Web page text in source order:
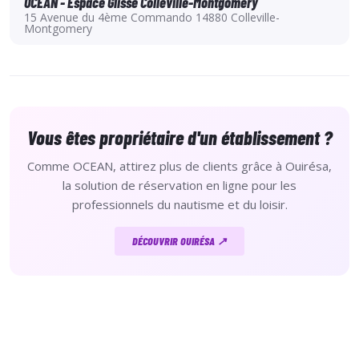
15 Avenue du 4ème Commando 14880 Colleville-
Montgomery
Vous êtes propriétaire d'un établissement ?
Comme OCEAN, attirez plus de clients grâce à Ouirésa,
la solution de réservation en ligne pour les
professionnels du nautisme et du loisir.
DÉCOUVRIR OUIRÉSA ↗